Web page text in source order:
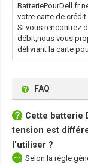
BatteriePourDell.fr
votre carte de crédit
Si vous rencontrez
débit,nous vous
délivrant la carte
FAQ
Cette batterie
tension est
l'utiliser ?
Selon la règle